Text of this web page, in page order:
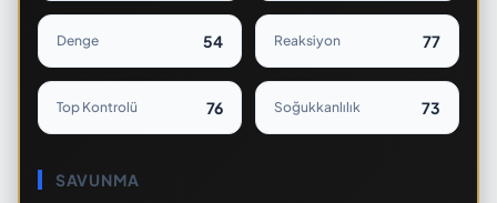
Denge 54 Reaksiyon 77
Top Kontrolü 76 Soğukkanlılık 73
SAVUNMA